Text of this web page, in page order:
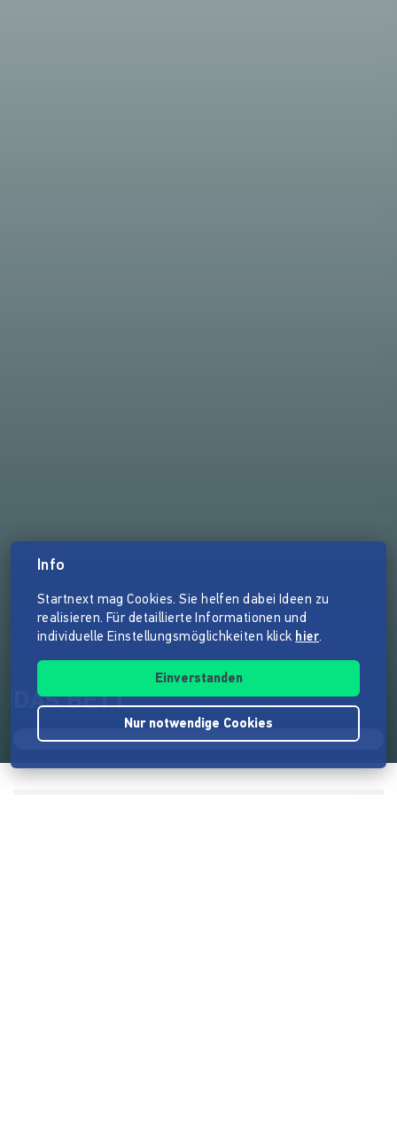
DAS BETT
Info
Startnext mag Cookies. Sie helfen dabei Ideen zu
realisieren. Für detaillierte Informationen und
individuelle Einstellungsmöglichkeiten klick hier.
Einverstanden
Nur notwendige Cookies